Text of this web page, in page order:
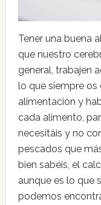
Tener una buena
que nuestro
general, trabajen
lo que siempre
alimentación y
cada alimento,
necesitáis y no
pescados que
bien sabéis, el
aunque es lo que
podemos